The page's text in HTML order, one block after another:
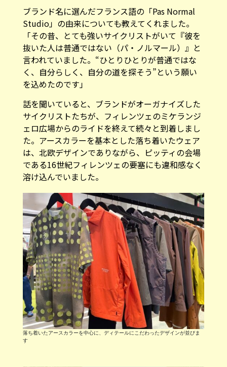
ブランド名に選んだフランス語の「Pas Normal
Studio」の由来についても教えてくれました。
「その昔、とても強いサイクリストがいて『彼を
抜いた人は普通ではない（パ・ノルマール）』と
言われていました。“ひとりひとりが普通ではな
く、自分らしく、自分の道を探そう”という願い
を込めたのです」
話を聞いていると、ブランドがオーガナイズした
サイクリストたちが、フィレンツェのミケランジ
ェロ広場からのライドを終えて続々と到着しまし
た。アースカラーを基本とした落ち着いたウェア
は、北欧デザインでありながら、ピッティの会場
である16世紀フィレンツェの要塞にも違和感なく
溶け込んでいました。
落ち着いたアースカラーを中心に、ディテールにこだわったデザインが並びま
す